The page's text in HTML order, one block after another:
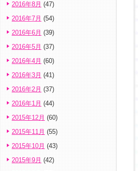
2016年8月 (47)
2016年7月 (54)
2016年6月 (39)
2016年5月 (37)
2016年4月 (60)
2016年3月 (41)
2016年2月 (37)
2016年1月 (44)
2015年12月 (60)
2015年11月 (55)
2015年10月 (43)
2015年9月 (42)